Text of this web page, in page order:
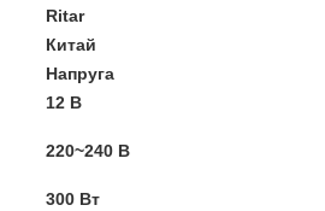
Ritar
Китай
Напруга
12 В
220~240 В
300 Вт